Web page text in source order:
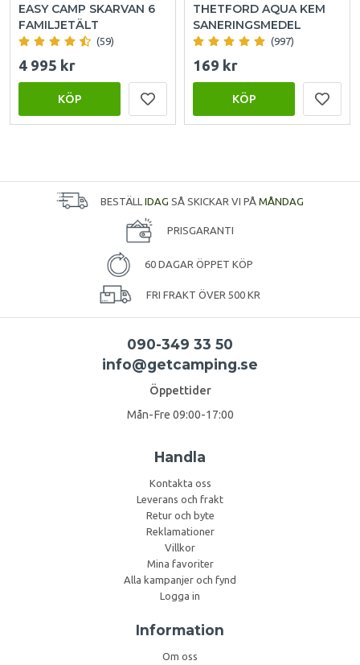
EASY CAMP SKARVAN 6
FAMILJETÄLT
(59)
4 995 kr
KÖP
THETFORD AQUA KEM
SANERINGSMEDEL
(997)
169 kr
KÖP
BESTÄLL IDAG SÅ SKICKAR VI PÅ MÅNDAG
PRISGARANTI
60 DAGAR ÖPPET KÖP
FRI FRAKT ÖVER 500 KR
090-349 33 50
info@getcamping.se
Öppettider
Mån-Fre 09:00-17:00
Handla
Kontakta oss
Leverans och frakt
Retur och byte
Reklamationer
Villkor
Mina favoriter
Alla kampanjer och fynd
Logga in
Information
Om oss